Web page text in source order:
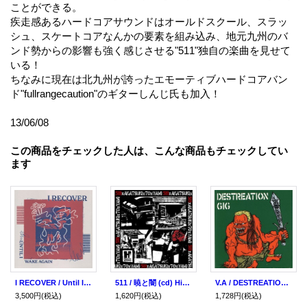
ことができる。
疾走感あるハードコアサウンドはオールドスクール、スラッ
シュ、スケートコアなんかの要素を組み込み、地元九州のバ
ンド勢からの影響も強く感じさせる"511"独自の楽曲を見せて
いる！
ちなみに現在は北九州が誇ったエモーティブハードコアバン
ド"fullrangecaution"のギターしんじ氏も加入！
13/06/08
この商品をチェックした人は、こんな商品もチェックしてい
ます
I RECOVER / Until I wake again (Lp) Sakanade/Hi liberate
3,500円(税込)
511 / 暁と闇 (cd) Hi-pressure
1,620円(税込)
V.A / DESTREATION GIG CD (ｃｄ) Go to hell
1,728円(税込)